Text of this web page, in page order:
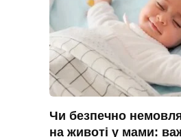
Чи безпечно
на животі у мами: